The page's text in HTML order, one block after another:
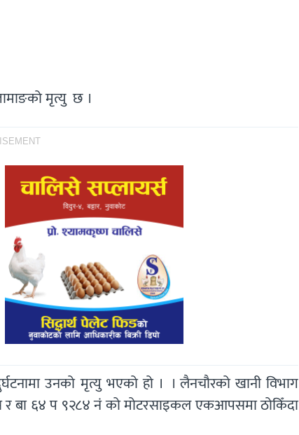
मृत्यु छ ।
उनको मृत्यु भएको हो । । लैनचौरको खानी विभाग
र बा ६४ प ९२८४ नं को मोटरसाइकल एकआपसमा ठोकिँदा